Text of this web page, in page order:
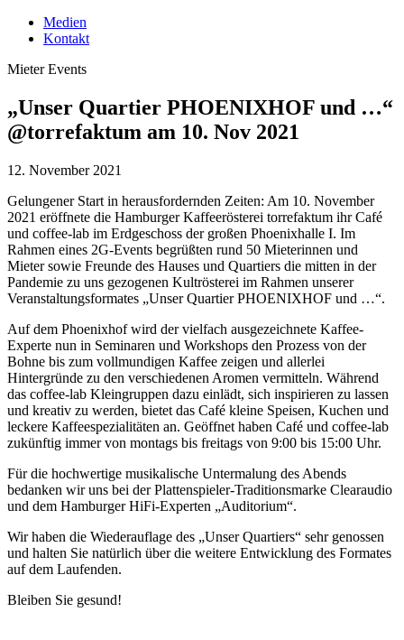
Medien
Kontakt
Mieter Events
„Unser Quartier PHOENIXHOF und …“
@torrefaktum am 10. Nov 2021
12. November 2021
Gelungener Start in herausfordernden Zeiten: Am 10. November
2021 eröffnete die Hamburger Kaffeerösterei torrefaktum ihr Café
und coffee-lab im Erdgeschoss der großen Phoenixhalle I. Im
Rahmen eines 2G-Events begrüßten rund 50 Mieterinnen und
Mieter sowie Freunde des Hauses und Quartiers die mitten in der
Pandemie zu uns gezogenen Kultrösterei im Rahmen unserer
Veranstaltungsformates „Unser Quartier PHOENIXHOF und …“.
Auf dem Phoenixhof wird der vielfach ausgezeichnete Kaffee-
Experte nun in Seminaren und Workshops den Prozess von der
Bohne bis zum vollmundigen Kaffee zeigen und allerlei
Hintergründe zu den verschiedenen Aromen vermitteln. Während
das coffee-lab Kleingruppen dazu einlädt, sich inspirieren zu lassen
und kreativ zu werden, bietet das Café kleine Speisen, Kuchen und
leckere Kaffeespezialitäten an. Geöffnet haben Café und coffee-lab
zukünftig immer von montags bis freitags von 9:00 bis 15:00 Uhr.
Für die hochwertige musikalische Untermalung des Abends
bedanken wir uns bei der Plattenspieler-Traditionsmarke Clearaudio
und dem Hamburger HiFi-Experten „Auditorium“.
Wir haben die Wiederauflage des „Unser Quartiers“ sehr genossen
und halten Sie natürlich über die weitere Entwicklung des Formates
auf dem Laufenden.
Bleiben Sie gesund!